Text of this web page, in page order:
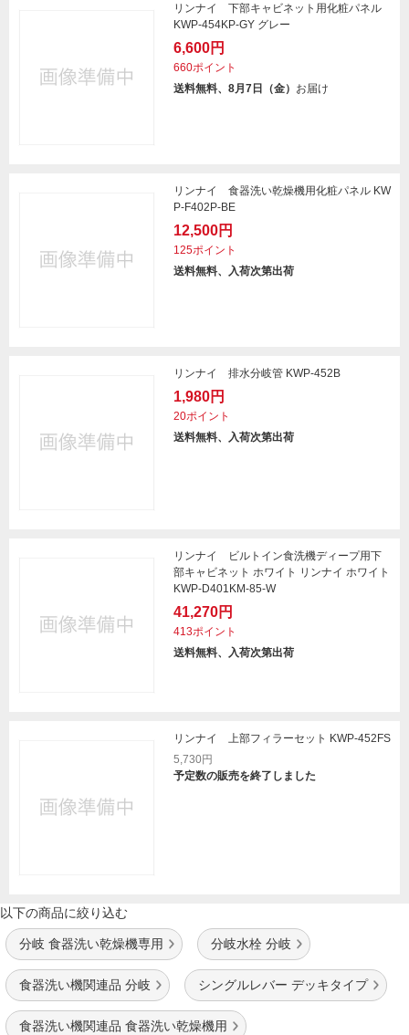
リンナイ 下部キャビネット用化粧パネル
KWP-454KP-GY グレー
6,600円
660ポイント
送料無料、8月7日（金） お届け
リンナイ 食器洗い乾燥機用化粧パネル KW
P-F402P-BE
12,500円
125ポイント
送料無料、入荷次第出荷
リンナイ 排水分岐管 KWP-452B
1,980円
20ポイント
送料無料、入荷次第出荷
リンナイ ビルトイン食洗機ディープ用下
部キャビネット ホワイト リンナイ ホワイト
KWP-D401KM-85-W
41,270円
413ポイント
送料無料、入荷次第出荷
リンナイ 上部フィラーセット KWP-452FS
5,730円
予定数の販売を終了しました
以下の商品に絞り込む
分岐 食器洗い乾燥機専用 分岐水栓 分岐
食器洗い機関連品 分岐 シングルレバー デッキタイプ
食器洗い機関連品 食器洗い乾燥機用